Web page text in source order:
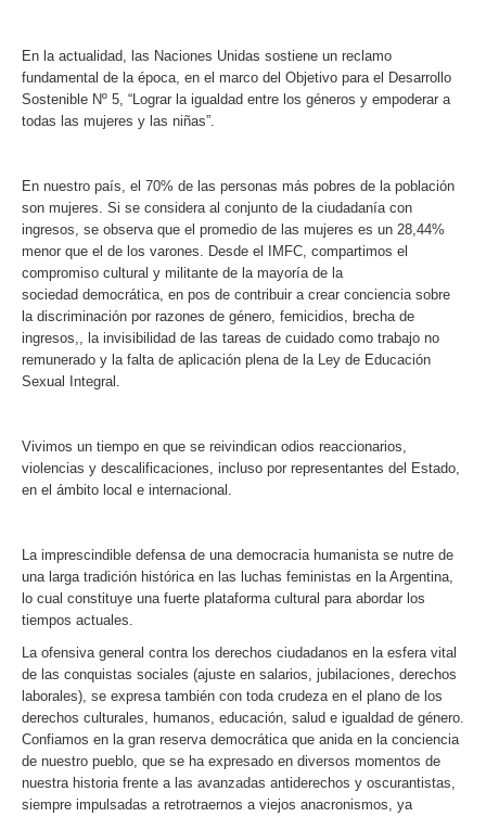
En la actualidad, las Naciones Unidas sostiene un reclamo
fundamental de la época, en el marco del Objetivo para el Desarrollo
Sostenible Nº 5, “Lograr la igualdad entre los géneros y empoderar a
todas las mujeres y las niñas”.
En nuestro país, el 70% de las personas más pobres de la población
son mujeres. Si se considera al conjunto de la ciudadanía con
ingresos, se observa que el promedio de las mujeres es un 28,44%
menor que el de los varones. Desde el IMFC, compartimos el
compromiso cultural y militante de la mayoría de la
sociedad democrática, en pos de contribuir a crear conciencia sobre
la discriminación por razones de género, femicidios, brecha de
ingresos,, la invisibilidad de las tareas de cuidado como trabajo no
remunerado y la falta de aplicación plena de la Ley de Educación
Sexual Integral.
Vivimos un tiempo en que se reivindican odios reaccionarios,
violencias y descalificaciones, incluso por representantes del Estado,
en el ámbito local e internacional.
La imprescindible defensa de una democracia humanista se nutre de
una larga tradición histórica en las luchas feministas en la Argentina,
lo cual constituye una fuerte plataforma cultural para abordar los
tiempos actuales.
La ofensiva general contra los derechos ciudadanos en la esfera vital
de las conquistas sociales (ajuste en salarios, jubilaciones, derechos
laborales), se expresa también con toda crudeza en el plano de los
derechos culturales, humanos, educación, salud e igualdad de género.
Confiamos en la gran reserva democrática que anida en la conciencia
de nuestro pueblo, que se ha expresado en diversos momentos de
nuestra historia frente a las avanzadas antiderechos y oscurantistas,
siempre impulsadas a retrotraernos a viejos anacronismos, ya